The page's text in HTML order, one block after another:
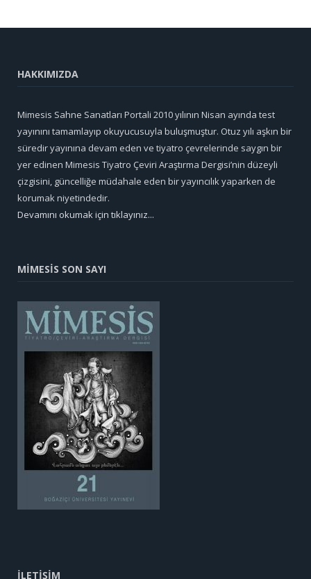
HAKKIMIZDA
Mimesis Sahne Sanatları Portali 2010 yılının Nisan ayında test
yayınını tamamlayıp okuyucusuyla buluşmuştur. Otuz yılı aşkın bir
süredir yayınına devam eden ve tiyatro çevrelerinde saygın bir
yer edinen Mimesis Tiyatro Çeviri Araştırma Dergisi’nin düzeyli
çizgisini, güncelliğe müdahale eden bir yayıncılık yaparken de
korumak niyetindedir.
Devamını okumak için tıklayınız...
MİMESİS SON SAYI
İLETİŞİM